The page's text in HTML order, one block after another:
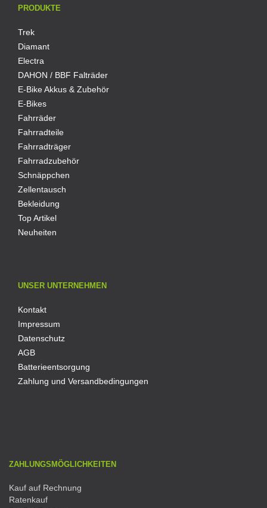
PRODUKTE
Trek
Diamant
Electra
DAHON / BBF Falträder
E-Bike Akkus & Zubehör
E-Bikes
Fahrräder
Fahrradteile
Fahrradträger
Fahrradzubehör
Schnäppchen
Zellentausch
Bekleidung
Top Artikel
Neuheiten
UNSER UNTERNEHMEN
Kontakt
Impressum
Datenschutz
AGB
Batterieentsorgung
Zahlung und Versandbedingungen
ZAHLUNGSMÖGLICHKEITEN
Kauf auf Rechnung
Ratenkauf